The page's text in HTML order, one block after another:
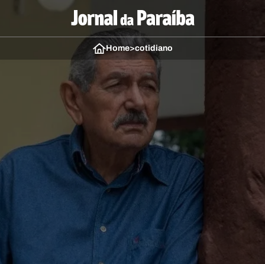
Home>cotidiano